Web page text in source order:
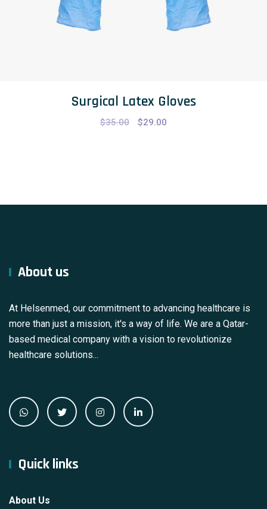
Surgical Latex Gloves
$35.00 $29.00
About us
At Helsenmed, our commitment to advancing healthcare is
more than just a mission, it's a way of life. We are a Qatar-
based medical company with a vision to revolutionize
healthcare solutions...
Quick links
About Us